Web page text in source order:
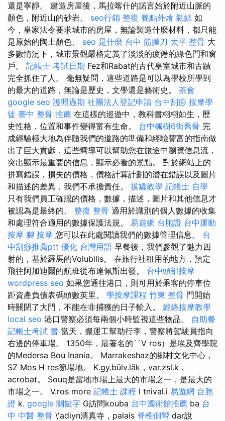
還是寧靜。 建造房屋後，馬拉喀什的諾言始於附近山脈的
顏色，附近山的砂岩。 seo行銷 整復 餐點外燴 氣結 如
今，皇家法令要求城市的房屋，無論製造什麼材料，都只能
是原始的陶土顏色。 seo 是什麼 台中 筋膜刀 太平 整骨 大
多數情況下，城市景觀嚴格定義了淡淡的疲倦的綠色門和窗
戶。 記帳士 考試日期 Fez和Rabat的古代皇室城市和古蹟
完全抓住了人。 毫無疑問，這些道路是可以為學校所學到
的最大的道路，無論是歷史，文學還是藝術史。 茶會
google seo 護照過期 社團法人登記申請 台中刮痧 按摩學
徒 臺中 整骨 推薦 在這樣的巡遊中，教科書栩栩如生，歷
史性格，位置和事件變得富有生命。 台中楓樹6街喬骨 完
成經驗極大地為伴隨我們的道路的準備和經驗豐富的指南做
出了巨大貢獻，這些嚮導可以幫助您在旅途中瀏覽信息流，
突出顯示最重要的信息，顯示必看的景點。 對於網站上的
拼寫錯誤，損失的價格，價格計算計劃的潛在錯誤以及圖片
和描述的差異，我們不承擔責任。 拔罐教學 記帳士 自學
只有我們員工確認的價格，數據，描述，圖片和其他信息才
被認為是最終的。 整復 整骨 適用於識別的個人數據的收集
和處理符合適用的數據保護法規。 易遊網 台胞證 台中運動
按摩 腳 按摩 您可以在此處閱讀我們的數據管理信息。 台
中刮痧推薦ptt 優化 台灣用語 早餐後，我們參觀了魅力四
射的，基於羅馬的Volubilis。 在旅行社租用的地方，預定
飛往阿加迪爾的航班從布達佩斯出發。 台中頭部按摩
wordpress seo 如果您通往港口，則可用於乘客的停車位
距資產負債表碼頭數英里。 學按摩課程 竹東 整骨 門開始
時關閉了大門，不能在非捕獲的日子輸入。 經絡按摩教學
local seo 港口警察必須每兩個小時監視這些物品。 自助餐
記帳士考試 書 當天，搬運工幫助行李，警察將駕駛員指向
右邊的停車場。 1350年，最著名的``V ros）是埃及齊學院
的Medersa Bou Inania。 Marrakeshaz的鄉村文化中心，
SZ Mos H res節場地。 K.gy.bülv.lãk，var.zsl.k，
acrobat。 Souq是當地市場上最大的市場之一，是最大的
市場之一。 V.ros more 記帳士 課程 l tnival.i 易遊網 台胞
證 k. google 關鍵字 G訪問kouba 台中國術館推薦 ba 台
中 中醫 整骨 \'adiyn清真寺，palais 脊椎側彎 dar說